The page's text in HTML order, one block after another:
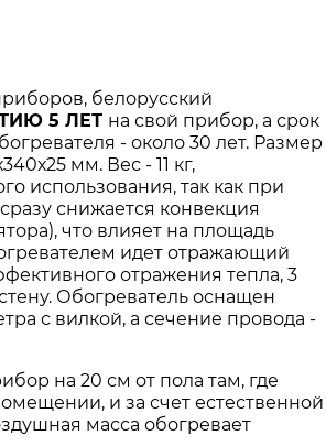
белорусский
5 ЛЕТ на свой прибор, а срок
- около 30 лет. Размер
мм. Вес - 11 кг,
использования, так как при
снижается конвекция
что влияет на площадь
идет отражающий
отражения тепла, 3
Обогреватель оснащен
с вилкой, а сечение провода -
на 20 см от пола там, где
и за счет естественной
масса обогревает